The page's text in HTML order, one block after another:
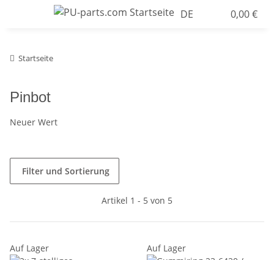
DE 0,00 €
Startseite
Pinbot
Neuer Wert
Filter und Sortierung
Artikel 1 - 5 von 5
Auf Lager Auf Lager